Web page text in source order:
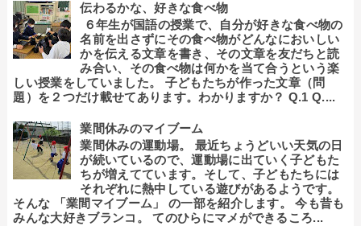
伝わるかな、好きな食べ物
６年生が国語の授業で、自分が好きな食べ物の
名前を出さずにその食べ物がどんなにおいしい
かを伝える文章を書き、その文章を友だちと読
み合い、その食べ物は何かを当て合うという楽
しい授業をしていました。 子どもたちが作った文章（問
題）を２つだけ載せてあります。わかりますか？ Q.1 Q....
業間休みのマイブーム
業間休みの運動場。 最近ちょうどいい天気の日
が続いているので、運動場に出ていく子どもた
ちが増えてています。そして、子どもたちには
それぞれに熱中している遊びがあるようです。
そんな 「業間マイブーム」 の一部を紹介します。 今も昔も
みんな大好きブランコ。 てのひらにマメができるころ...